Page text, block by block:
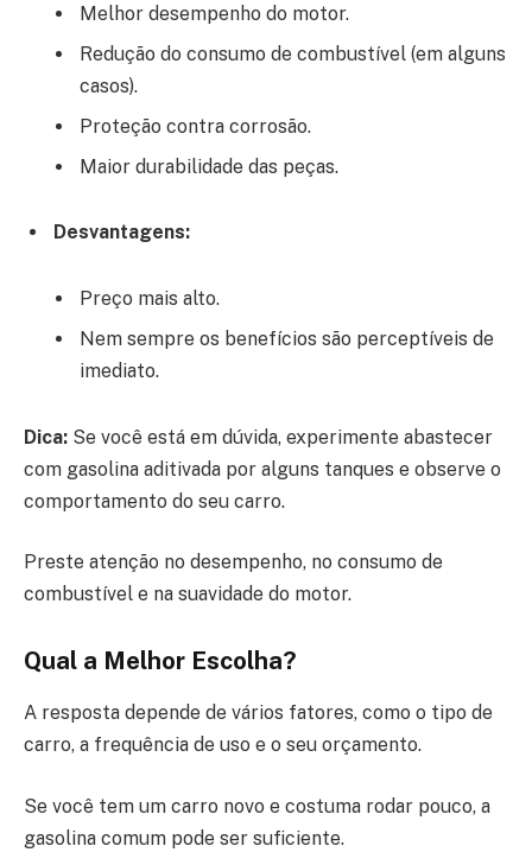
Melhor desempenho do motor.
Redução do consumo de combustível (em alguns
casos).
Proteção contra corrosão.
Maior durabilidade das peças.
Desvantagens:
Preço mais alto.
Nem sempre os benefícios são perceptíveis de
imediato.
Dica: Se você está em dúvida, experimente abastecer
com gasolina aditivada por alguns tanques e observe o
comportamento do seu carro.
Preste atenção no desempenho, no consumo de
combustível e na suavidade do motor.
Qual a Melhor Escolha?
A resposta depende de vários fatores, como o tipo de
carro, a frequência de uso e o seu orçamento.
Se você tem um carro novo e costuma rodar pouco, a
gasolina comum pode ser suficiente.